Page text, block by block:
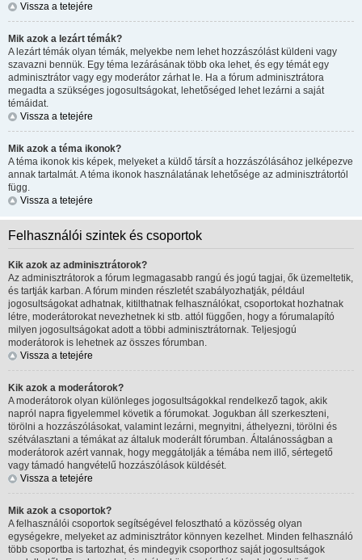
Vissza a tetejére
Mik azok a lezárt témák?
A lezárt témák olyan témák, melyekbe nem lehet hozzászólást küldeni vagy
szavazni bennük. Egy téma lezárásának több oka lehet, és egy témát egy
adminisztrátor vagy egy moderátor zárhat le. Ha a fórum adminisztrátora
megadta a szükséges jogosultságokat, lehetőséged lehet lezárni a saját
témáidat.
Vissza a tetejére
Mik azok a téma ikonok?
A téma ikonok kis képek, melyeket a küldő társít a hozzászólásához jelképezve
annak tartalmát. A téma ikonok használatának lehetősége az adminisztrátortól
függ.
Vissza a tetejére
Felhasználói szintek és csoportok
Kik azok az adminisztrátorok?
Az adminisztrátorok a fórum legmagasabb rangú és jogú tagjai, ők üzemeltetik,
és tartják karban. A fórum minden részletét szabályozhatják, például
jogosultságokat adhatnak, kitilthatnak felhasználókat, csoportokat hozhatnak
létre, moderátorokat nevezhetnek ki stb. attól függően, hogy a fórumalapító
milyen jogosultságokat adott a többi adminisztrátornak. Teljesjogú
moderátorok is lehetnek az összes fórumban.
Vissza a tetejére
Kik azok a moderátorok?
A moderátorok olyan különleges jogosultságokkal rendelkező tagok, akik
napról napra figyelemmel követik a fórumokat. Jogukban áll szerkeszteni,
törölni a hozzászólásokat, valamint lezárni, megnyitni, áthelyezni, törölni és
szétválasztani a témákat az általuk moderált fórumban. Általánosságban a
moderátorok azért vannak, hogy meggátolják a témába nem illő, sértegető
vagy támadó hangvételű hozzászólások küldését.
Vissza a tetejére
Mik azok a csoportok?
A felhasználói csoportok segítségével felosztható a közösség olyan
egységekre, melyeket az adminisztrátor könnyen kezelhet. Minden felhasználó
több csoportba is tartozhat, és mindegyik csoporthoz saját jogosultságok